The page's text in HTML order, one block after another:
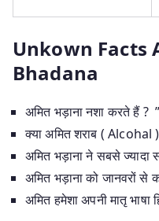
Unkown Facts
Bhadana
अमित भड़ाना नशा करते हैं ?
क्या अमित शराब ( Alcohal )
अमित भड़ाना ने सबसे ज्यादा
अमित भड़ाना को जानवरों से
अमित हमेशा अपनी मातृ भाषा